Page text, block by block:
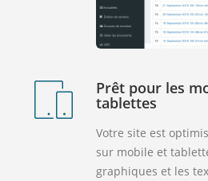
Prêt pour les
tablettes
Votre site est
sur mobile et
graphiques et les